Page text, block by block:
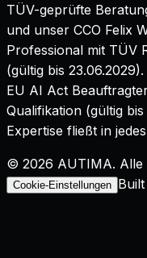
TÜV-geprüfte
und unser CCO Felix
Professional mit TÜV
(gültig bis 23.06.2029
EU AI Act
Qualifikation (gültig bis
Expertise fließt in
© 2026 AUTIMA. Alle
Cookie-Einstellungen